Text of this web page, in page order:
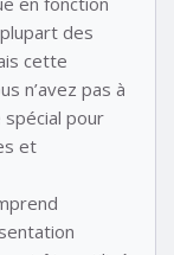
des
cette
n’avez pas à
spécial pour
et